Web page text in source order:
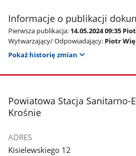
Informacje o publikacji
Pierwsza publikacja: 14.05.2024 09:35
Wytwarzający/ Odpowiadający: Piotr
Pokaż historię zmian
stopka
Powiatowa Stacja
Krośnie
ADRES
Kisielewskiego 12